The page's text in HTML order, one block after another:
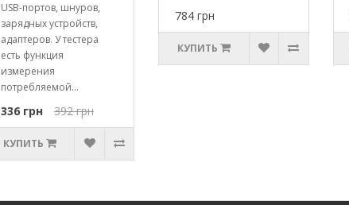
USB-портов, шнуров,
зарядных устройств,
адаптеров. У тестера
есть функция
измерения
потребляемой...
336 грн 392 грн
КУПИТЬ
784 грн
КУПИТЬ